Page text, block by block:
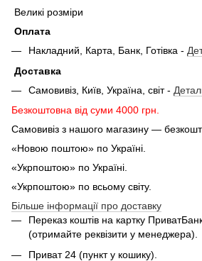
Великі розміри
Оплата
Накладний, Карта, Банк, Готівка -
Доставка
Самовивіз, Київ, Україна, світ -
Безкоштовна від суми 4000 грн.
Самовивіз з нашого магазину —
«Новою поштою» по Україні.
«Укрпоштою» по Україні.
«Укрпоштою» по всьому світу.
Більше інформації про доставку
Переказ коштів на картку
(отримайте реквізити у менеджера).
Приват 24 (пункт у кошику).